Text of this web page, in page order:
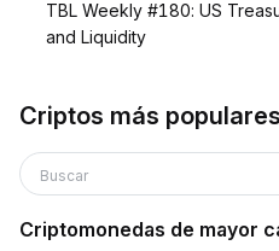
TBL Weekly #180: US
and Liquidity
Criptos más populares
Buscar
Criptomonedas de mayor